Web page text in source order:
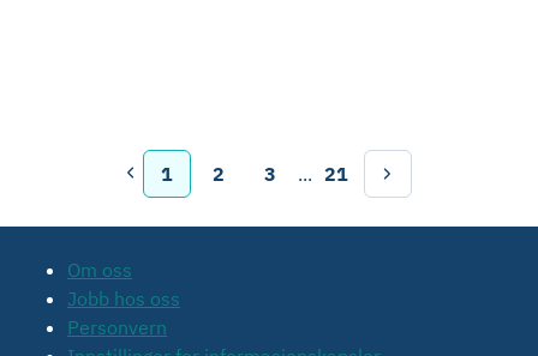
1 2 3 ... 21
Om oss
Jobb hos oss
Personvern